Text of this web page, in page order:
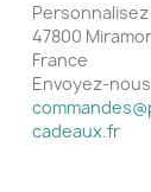
47800
France
Envoyez-
cadeaux.fr